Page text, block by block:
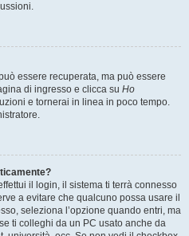
essere recuperata, ma può essere
di ingresso e clicca su Ho
e tornerai in linea in poco tempo.
il login, il sistema ti terrà connesso
a evitare che qualcuno possa usare il
seleziona l’opzione quando entri, ma
ti colleghi da un PC usato anche da